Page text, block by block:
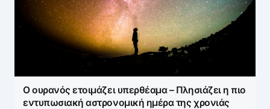
Ο ουρανός ετοιμάζει υπερθέαμα – Πλησιάζει η πιο
εντυπωσιακή αστρονομική ημέρα της χρονιάς